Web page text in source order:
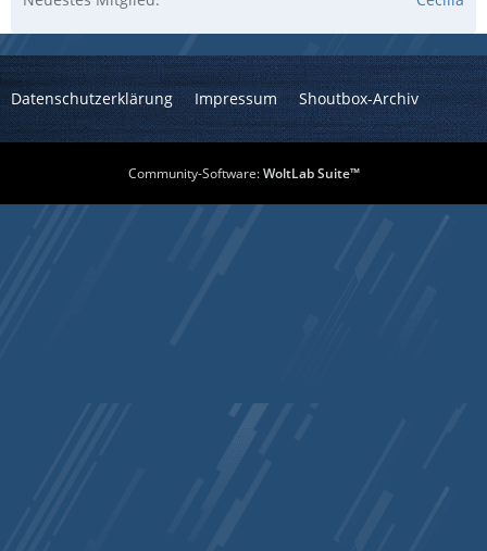
Datenschutzerklärung Impressum Shoutbox-Archiv
Community-Software:WoltLab Suite™